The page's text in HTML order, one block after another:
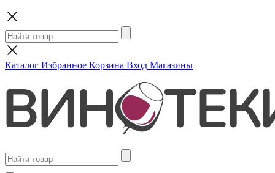
Каталог Избранное Корзина Вход Магазины